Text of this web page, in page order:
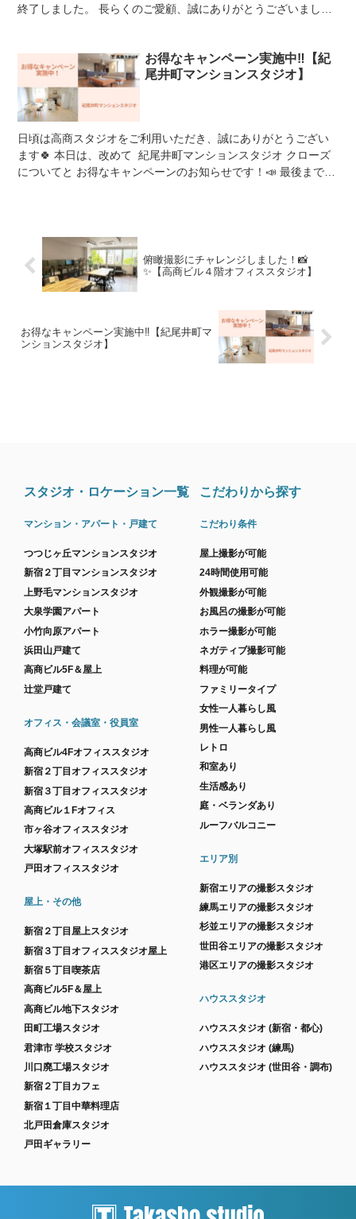
終了しました。 長らくのご愛顧、誠にありがとうございまし
お得なキャンペーン実施中‼️【紀
尾井町マンションスタジオ】
日頃は高商スタジオをご利用いただき、誠にありがとうござい
ます🍀 本日は、改めて 紀尾井町マンションスタジオ クローズ
についてと お得なキャンペーンのお知らせです！📣 最後までお
俯瞰撮影にチャレンジしました！📸
✨【高商ビル４階オフィススタジオ】
お得なキャンペーン実施中‼️【紀尾井町マ
ンションスタジオ】
スタジオ・ロケーション一覧
マンション・アパート・戸建て
つつじヶ丘マンションスタジオ
新宿２丁目マンションスタジオ
上野毛マンションスタジオ
大泉学園アパート
小竹向原アパート
浜田山戸建て
高商ビル5F＆屋上
辻堂戸建て
オフィス・会議室・役員室
高商ビル4Fオフィススタジオ
新宿２丁目オフィススタジオ
新宿３丁目オフィススタジオ
高商ビル１Fオフィス
市ヶ谷オフィススタジオ
大塚駅前オフィススタジオ
戸田オフィススタジオ
屋上・その他
新宿２丁目屋上スタジオ
新宿３丁目オフィススタジオ屋上
新宿５丁目喫茶店
高商ビル5F＆屋上
高商ビル地下スタジオ
田町工場スタジオ
君津市 学校スタジオ
川口廃工場スタジオ
新宿２丁目カフェ
新宿１丁目中華料理店
北戸田倉庫スタジオ
戸田ギャラリー
こだわりから探す
こだわり条件
屋上撮影が可能
24時間使用可能
外観撮影が可能
お風呂の撮影が可能
ホラー撮影が可能
ネガティブ撮影可能
料理が可能
ファミリータイプ
女性一人暮らし風
男性一人暮らし風
レトロ
和室あり
生活感あり
庭・ベランダあり
ルーフバルコニー
エリア別
新宿エリアの撮影スタジオ
練馬エリアの撮影スタジオ
杉並エリアの撮影スタジオ
世田谷エリアの撮影スタジオ
港区エリアの撮影スタジオ
ハウススタジオ
ハウススタジオ (新宿・都心)
ハウススタジオ (練馬)
ハウススタジオ (世田谷・調布)